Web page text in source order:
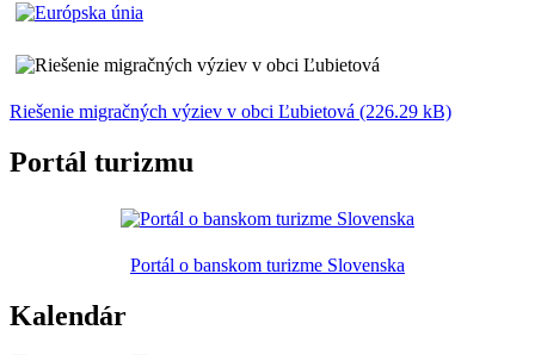
Riešenie migračných výziev v obci Ľubietová (226.29 kB)
Portál turizmu
Portál o banskom turizme Slovenska
Kalendár